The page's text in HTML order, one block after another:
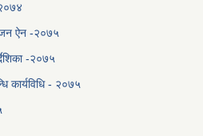
ऐन -२०७५
-२०७५
कार्यविधि - २०७५